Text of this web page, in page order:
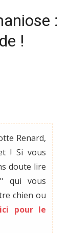
:
!
Renard,
! Si vous
doute lire
qui vous
chien ou
pour le